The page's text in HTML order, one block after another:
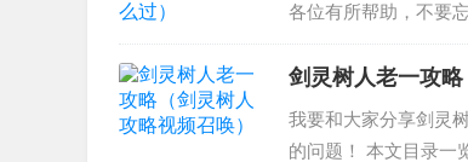
各位有所帮助，不要
铁盒子怎么开呢 2、
有尽头吗 4、《神庙...
剑灵树人老一攻略
我要和大家分享剑灵
的问题！ 本文目录一